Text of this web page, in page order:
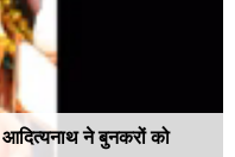
आदित्यनाथ ने बुनकरों को